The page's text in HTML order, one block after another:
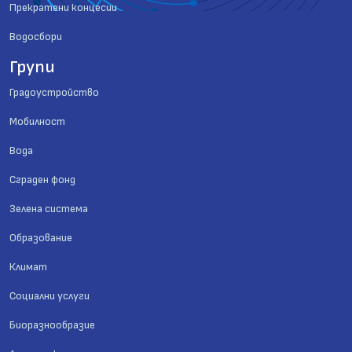
Прекратени концесии
Водосбори
Групи
Градоустройство
Мобилност
Вода
Сграден фонд
Зелена система
Образование
Климат
Социални услуги
Биоразнообразие